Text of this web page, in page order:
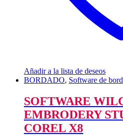
Añadir a la lista de deseos
BORDADO, Software de
SOFTWARE
EMBRODERY
COREL X8